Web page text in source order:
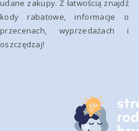
udane zakupy. Z łatwością znajdź
kody rabatowe, informacje o
przecenach, wyprzedażach i
oszczędzaj!